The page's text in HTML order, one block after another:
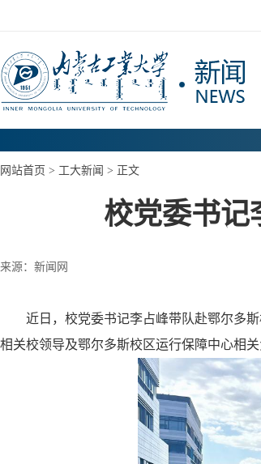
网站首页 > 工大新闻 > 正文
校党委书记
来源：新闻网
近日，校党委书记李占峰带队赴鄂尔多
相关校领导及鄂尔多斯校区运行保障中心相关